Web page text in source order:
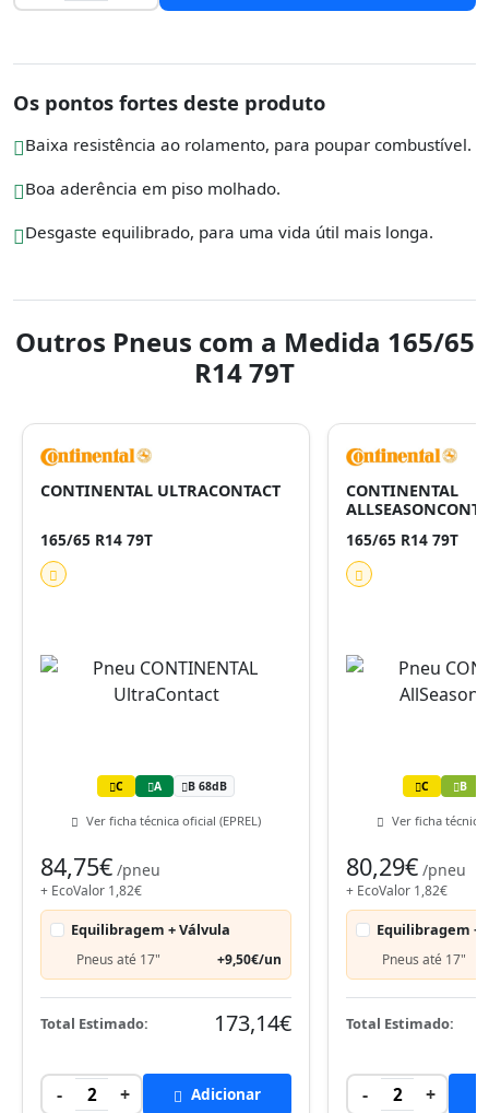
Os pontos fortes deste produto
Baixa resistência ao rolamento, para poupar combustível.
Boa aderência em piso molhado.
Desgaste equilibrado, para uma vida útil mais longa.
Outros Pneus com a Medida 165/65
R14 79T
CONTINENTAL ULTRACONTACT
165/65 R14 79T
C A B 68dB
Ver ficha técnica oficial (EPREL)
84,75€ /pneu
+ EcoValor 1,82€
Equilibragem + Válvula
Pneus até 17" +9,50€/un
Total Estimado: 173,14€
- 2 + Adicionar
CONTINENTAL
165/65 R14 79T
C B
Ver ficha técnica
80,29€ /pneu
+ EcoValor 1,82€
Equilibragem +
Pneus até 17"
Total Estimado:
- 2 +